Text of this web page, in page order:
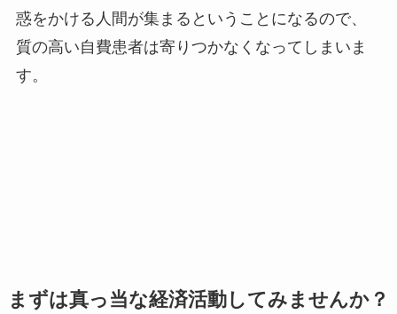
惑をかける人間が集まるということになるので、
質の高い自費患者は寄りつかなくなってしまいま
す。
まずは真っ当な経済活動してみませんか？